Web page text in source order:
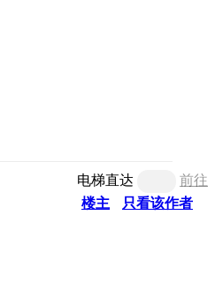
电梯直达
前往
楼主
只看该作者